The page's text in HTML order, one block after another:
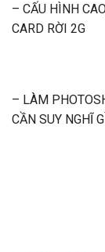
– CẤU HÌNH
CARD RỜI 2G
– LÀM
CẦN SUY NGHĨ GÌ